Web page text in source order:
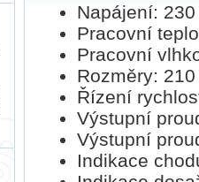
Napájení:
Pracovní
Pracovní
Rozměry:
Řízení
Výstupní
Výstupní
Indikace